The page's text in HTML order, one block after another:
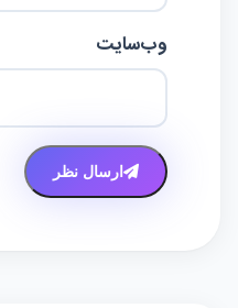
وب‌سایت
ارسال نظر